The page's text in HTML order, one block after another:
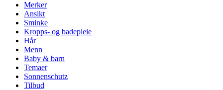
Merker
Ansikt
Sminke
Kropps- og badepleie
Hår
Menn
Baby & barn
Temaer
Sonnenschutz
Tilbud